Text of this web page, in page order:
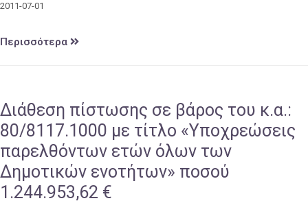
2011-07-01
Περισσότερα
Διάθεση πίστωσης σε βάρος του κ.α.:
80/8117.1000 με τίτλο «Υποχρεώσεις
παρελθόντων ετών όλων των
Δημοτικών ενοτήτων» ποσού
1.244.953,62 €